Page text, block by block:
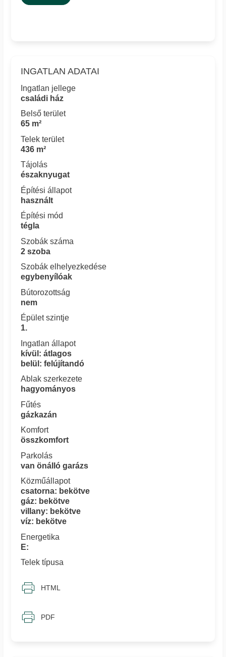
INGATLAN ADATAI
Ingatlan jellege
családi ház
Belső terület
65 m²
Telek terület
436 m²
Tájolás
északnyugat
Építési állapot
használt
Építési mód
tégla
Szobák száma
2 szoba
Szobák elhelyezkedése
egybenyílóak
Bútorozottság
nem
Épület szintje
1.
Ingatlan állapot
kívül: átlagos
belül: felújítandó
Ablak szerkezete
hagyományos
Fűtés
gázkazán
Komfort
összkomfort
Parkolás
van önálló garázs
Közműállapot
csatorna: bekötve
gáz: bekötve
villany: bekötve
víz: bekötve
Energetika
E:
Telek típusa
HTML
PDF